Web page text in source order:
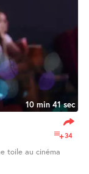
10 min 41 sec
34
toile au cinéma